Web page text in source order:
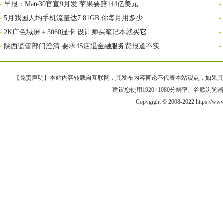
早报：Mate30官宣9月发 苹果要赔144亿美元
5月我国人均手机流量达7.81GB 你每月用多少
2K广色域屏＋3060显卡 设计师买笔记本就买它
陕西监管部门澄清 要求4S店退金融服务费报道不实
【免责声明】本站内容转载自互联网，其发布内容言论不代表本站观点，如果
建议您使用1920×1080分辨率、谷歌浏览
Copygight © 2008-2022 https://